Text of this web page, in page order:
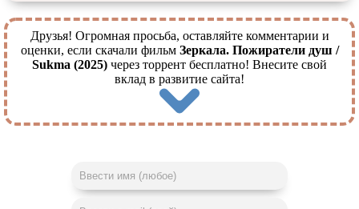
Друзья! Огромная просьба, оставляйте комментарии и
оценки, если скачали фильм Зеркала. Пожиратели душ /
Sukma (2025) через торрент бесплатно! Внесите свой
вклад в развитие сайта!